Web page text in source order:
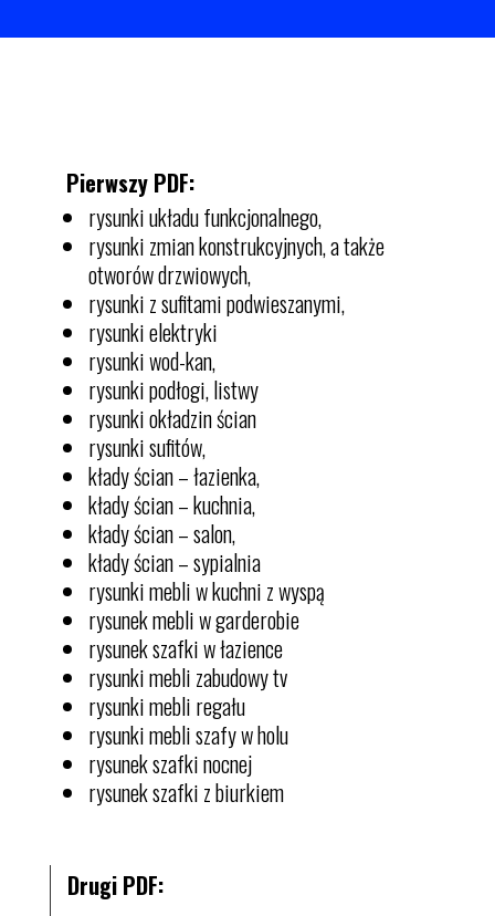
Pierwszy PDF:
rysunki układu funkcjonalnego,
rysunki zmian konstrukcyjnych, a także
otworów drzwiowych,
rysunki z sufitami podwieszanymi,
rysunki elektryki
rysunki wod-kan,
rysunki podłogi, listwy
rysunki okładzin ścian
rysunki sufitów,
kłady ścian – łazienka,
kłady ścian – kuchnia,
kłady ścian – salon,
kłady ścian – sypialnia
rysunki mebli w kuchni z wyspą
rysunek mebli w garderobie
rysunek szafki w łazience
rysunki mebli zabudowy tv
rysunki mebli regału
rysunki mebli szafy w holu
rysunek szafki nocnej
rysunek szafki z biurkiem
Drugi PDF: